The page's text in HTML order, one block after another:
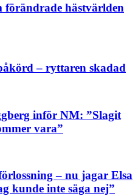
förändrade hästvärlden
– ryttaren skadad
inför NM: ”Slagit
vara”
– nu jagar Elsa
kunde inte säga nej”